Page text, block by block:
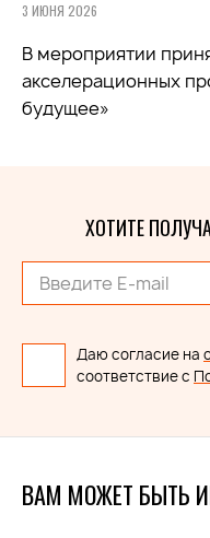
3 ИЮНЯ 2026
В мероприятии
акселерационных
будущее»
ХОТИТЕ
Даю согласие на
соответствие с
ВАМ МОЖЕТ БЫТЬ